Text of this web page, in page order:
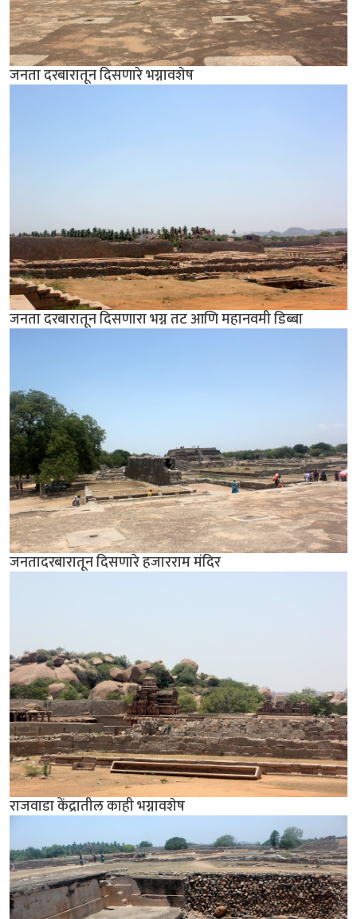
जनता दरबारातून दिसणारे भग्नावशेष
जनता दरबारातून दिसणारा भग्न तट आणि महानवमी डिब्बा
जनतादरबारातून दिसणारे हजारराम मंदिर
राजवाडा केंद्रातील काही भग्नावशेष